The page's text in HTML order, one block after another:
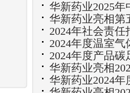
华新药业2025
华新药业亮相第
2024年社会责任
2024年度温室
2024年度产品碳
华新药业亮相
华新药业2024